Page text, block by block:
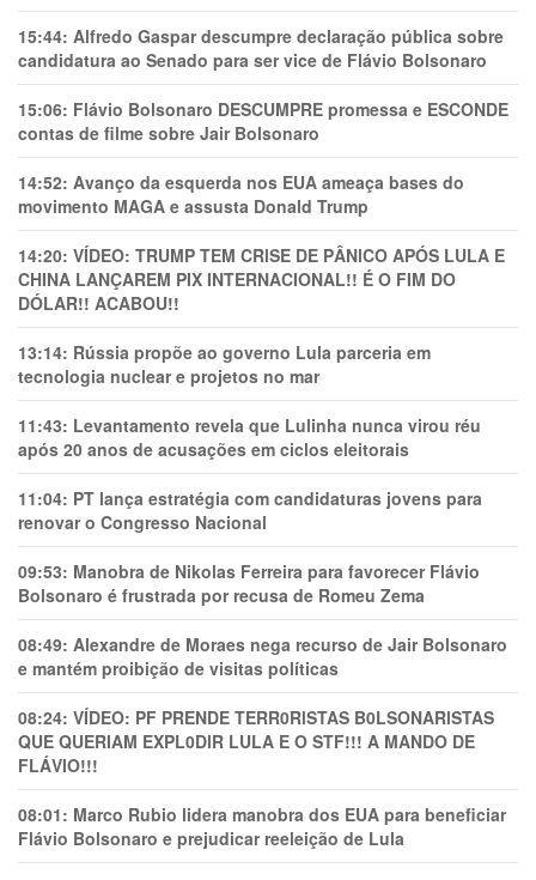
15:44: Alfredo Gaspar descumpre declaração pública sobre
candidatura ao Senado para ser vice de Flávio Bolsonaro
15:06: Flávio Bolsonaro DESCUMPRE promessa e ESCONDE
contas de filme sobre Jair Bolsonaro
14:52: Avanço da esquerda nos EUA ameaça bases do
movimento MAGA e assusta Donald Trump
14:20: VÍDEO: TRUMP TEM CRlSE DE PÂNlCO APÓS LULA E
CHINA LANÇAREM PIX INTERNACIONAL!! É O FIM DO
DÓLAR!! ACABOU!!
13:14: Rússia propõe ao governo Lula parceria em
tecnologia nuclear e projetos no mar
11:43: Levantamento revela que Lulinha nunca virou réu
após 20 anos de acusações em ciclos eleitorais
11:04: PT lança estratégia com candidaturas jovens para
renovar o Congresso Nacional
09:53: Manobra de Nikolas Ferreira para favorecer Flávio
Bolsonaro é frustrada por recusa de Romeu Zema
08:49: Alexandre de Moraes nega recurso de Jair Bolsonaro
e mantém proibição de visitas políticas
08:24: VÍDEO: PF PRENDE TERR0RlSTAS B0LSONARlSTAS
QUE QUERIAM EXPL0DlR LULA E O STF!!! A MANDO DE
FLÁVIO!!!
08:01: Marco Rubio lidera manobra dos EUA para beneficiar
Flávio Bolsonaro e prejudicar reeleição de Lula